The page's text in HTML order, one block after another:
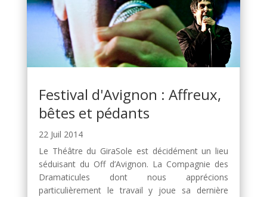
Festival d'Avignon : Affreux,
bêtes et pédants
22 Juil 2014
Le Théâtre du GiraSole est décidément un lieu
séduisant du Off d’Avignon. La Compagnie des
Dramaticules dont nous apprécions
particulièrement le travail y joue sa dernière